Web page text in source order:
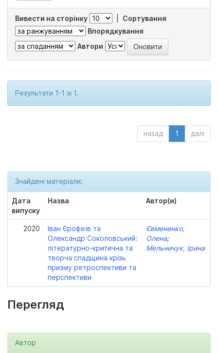
Вивести на сторінку
Сортування
Впорядкування
Автори
Результати 1-1 зі 1.
назад 1 далі
Знайдені матеріали:
Дата
випуску
Назва Автор(и)
2020
Іван Єрофеїв та
Олександр Соколовський:
літературно-критична та
творча спадщина крізь
призму ретроспективи та
перспективи
Євмененко,
Олена;
Мельничук, Ірина
Перегляд
Автор